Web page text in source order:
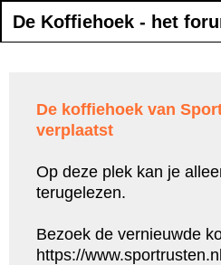
De Koffiehoek - het
De koffiehoek van
verplaatst
Op deze plek kan je
terugelezen.
Bezoek de vernieuwde
https://